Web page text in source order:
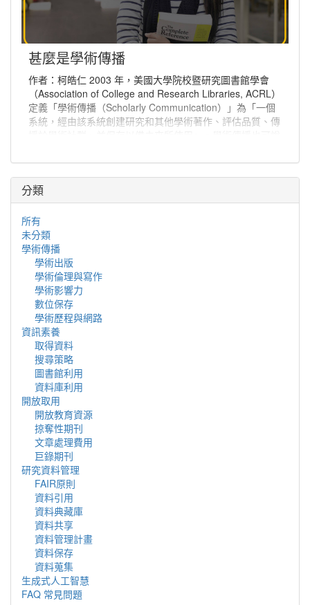
甚麼是學術傳播
作者：柯皓仁 2003 年，美國大學院校暨研究圖書館學會
（Association of College and Research Libraries, ACRL）
定義「學術傳播（Scholarly Communication）」為「一個
系統，經由該系統創建研究和其他學術著作、評估品質、傳
或更多人能取得的程序。
分類
所有
未分類
學術傳播
學術出版
學術倫理與寫作
學術影響力
數位保存
學術歷程與網路
資訊素養
取得資料
搜尋策略
圖書館利用
資料庫利用
開放取用
開放教育資源
掠奪性期刊
文章處理費用
巨錄期刊
研究資料管理
FAIR原則
資料引用
資料典藏庫
資料共享
資料管理計畫
資料保存
資料蒐集
生成式人工智慧
FAQ 常見問題